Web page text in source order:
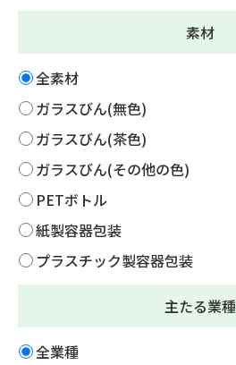
素材
全素材
ガラスびん(無色)
ガラスびん(茶色)
ガラスびん(その他の色)
PETボトル
紙製容器包装
プラスチック製容器包装
主たる業種
全業種